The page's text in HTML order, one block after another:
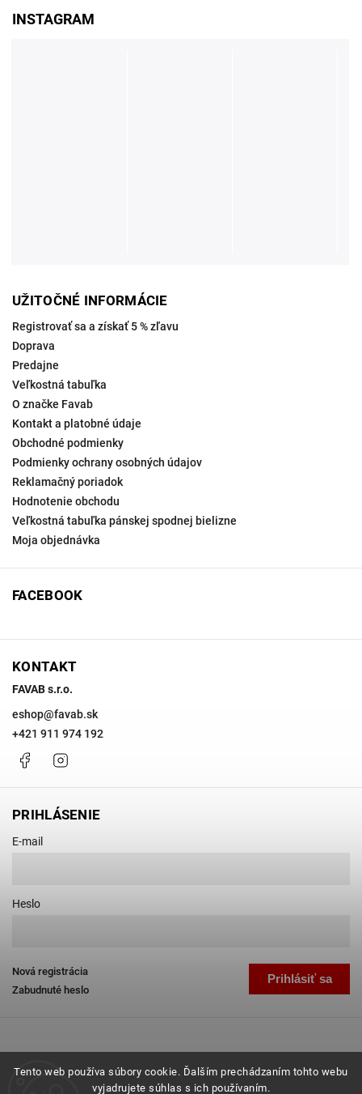
Tento web používa súbory cookie. Ďalším prechádzaním tohto webu
vyjadrujete súhlas s ich používaním.
UŽITOČNÉ INFORMÁCIE
Registrovať sa a získať 5 % zľavu
Doprava
Predajne
Veľkostná tabuľka
O značke Favab
Kontakt a platobné údaje
Obchodné podmienky
Podmienky ochrany osobných údajov
Reklamačný poriadok
Hodnotenie obchodu
Veľkostná tabuľka pánskej spodnej bielizne
Moja objednávka
FACEBOOK
KONTAKT
FAVAB s.r.o.
eshop@favab.sk
+421 911 974 192
Facebook
PRIHLÁSENIE
E-mail
Heslo
Prihlásiť sa
Nová registrácia
Zabudnuté heslo
INSTAGRAM